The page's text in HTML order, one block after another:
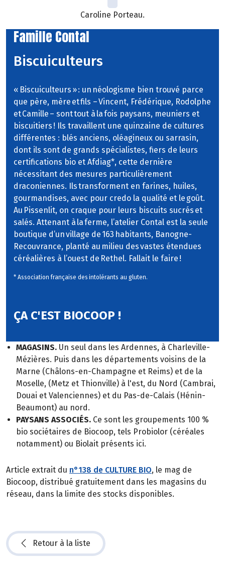
Caroline Porteau.
Famille Contal
Biscuiculteurs
« Biscuiculteurs » : un néologisme bien trouvé parce
que père, mère et fils – Vincent, Frédérique, Rodolphe
et Camille – sont tout à la fois paysans, meuniers et
biscuitiers ! Ils travaillent une quinzaine de cultures
différentes : blés anciens, oléagineux ou sarrasin,
dont ils sont de grands spécialistes, fiers de leurs
certifications bio et Afdiag*, cette dernière
nécessitant des mesures particulièrement
draconiennes. Ils transforment en farines, huiles,
gourmandises, avec pour credo la qualité et le goût.
Au Pissenlit, on craque pour leurs biscuits sucrés et
salés. Attenant à la ferme, l’atelier Contal est la seule
boutique d’un village de 163 habitants, Banogne-
Recouvrance, planté au milieu des vastes étendues
céréalières à l’ouest de Rethel. Fallait le faire !
* Association française des intolérants au gluten.
ÇA C'EST BIOCOOP !
MAGASINS. Un seul dans les Ardennes, à Charleville-
Mézières. Puis dans les départements voisins de la
Marne (Châlons-en-Champagne et Reims) et de la
Moselle, (Metz et Thionville) à l'est, du Nord (Cambrai,
Douai et Valenciennes) et du Pas-de-Calais (Hénin-
Beaumont) au nord.
PAYSANS ASSOCIÉS. Ce sont les groupements 100 %
bio sociétaires de Biocoop, tels Probiolor (céréales
notamment) ou Biolait présents ici.
Article extrait du n°138 de CULTURE BIO, le mag de
Biocoop, distribué gratuitement dans les magasins du
réseau, dans la limite des stocks disponibles.
Retour à la liste